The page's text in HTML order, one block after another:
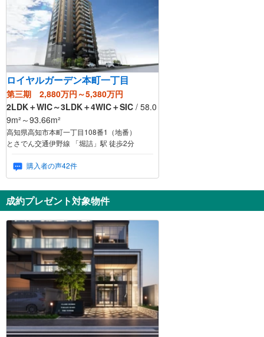
ロイヤルガーデン本町一丁目
第三期 2,880万円～5,380万円
2LDK＋WIC～3LDK＋4WIC＋SIC
9m²～93.66m²
高知県高知市本町一丁目108番1（地番）
とさでん交通伊野線 「堀詰」駅 徒歩2分
購入者の声42件
成約プレゼント対象物件